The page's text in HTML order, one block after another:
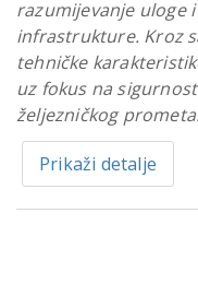
razumijevanje uloge
infrastrukture. Kroz
tehničke
uz fokus na
željezničkog
Prikaži detalje